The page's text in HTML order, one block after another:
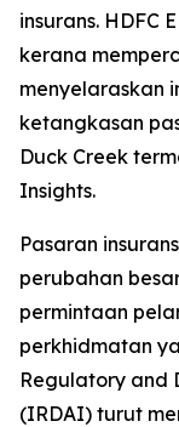
insurans. HDFC
kerana
menyelaraskan
ketangkasan
Duck Creek
Insights.
Pasaran
perubahan
permintaan
perkhidmatan
Regulatory and
(IRDAI) turut